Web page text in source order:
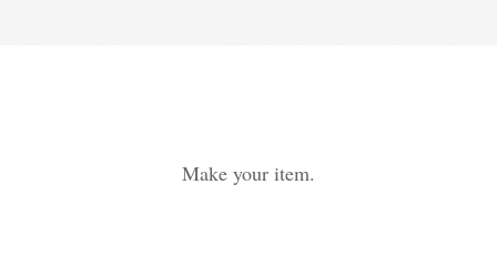
Make your item.